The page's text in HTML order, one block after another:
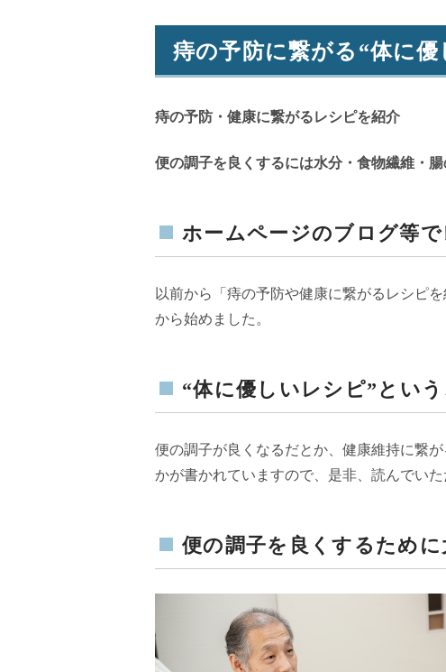
痔の予防に繋がる“体に優
痔の予防・健康に繋がるレシピを紹介
便の調子を良くするには水分・食物繊維・
ホームページのブログ等
以前から「痔の予防や健康に繋がるレシピ
から始めました。
“体に優しいレシピ”とい
便の調子が良くなるだとか、健康維持に繋
かが書かれていますので、是非、読んでいた
便の調子を良くするため